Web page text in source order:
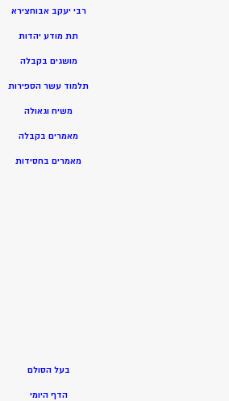
רבי יעקב אבוחצירא
תת מודע יהדות
מושגים בקבלה
תלמוד עשר הספירות
משיח וגאולה
מאמרים בקבלה
מאמרים בחסידות
בעל הסולם
הדף היומי